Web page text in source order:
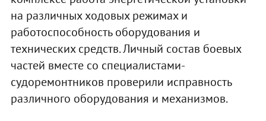
на различных ходовых режимах и
работоспособность оборудования и
технических средств. Личный состав боевых
частей вместе со специалистами-
судоремонтников проверили исправность
различного оборудования и механизмов.